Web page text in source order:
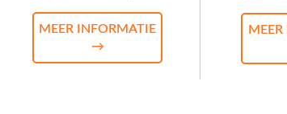
MEER INFORMATIE
→